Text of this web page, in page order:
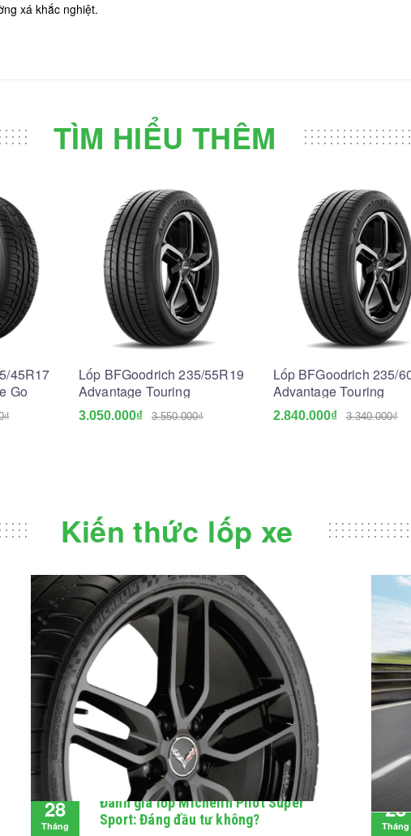
xá khắc nghiệt.
TÌM HIỂU THÊM
45R17
Go
Lốp BFGoodrich 235/55R19
Advantage Touring
3.050.000₫ 3.550.000₫
Lốp BFGoodrich 235/
Advantage Touring
2.840.000₫ 3.340.000₫
Kiến thức lốp xe
28
Tháng
Đánh giá lốp Michelin Pilot Super
Sport: Đáng đầu tư không?
28
Tháng